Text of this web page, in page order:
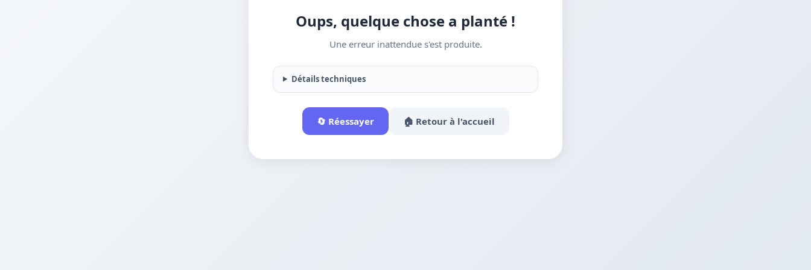
Oups, quelque chose a planté !
Une erreur inattendue s'est produite.
Détails techniques
🔄 Réessayer 🏠 Retour à l'accueil